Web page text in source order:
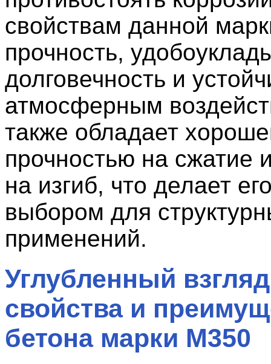
свойствам данной
прочность,
долговечность и
атмосферным
также обладает
прочностью на сжатие
на изгиб, что делает
выбором для
применений.
Углубленный
свойства и
бетона марки M350